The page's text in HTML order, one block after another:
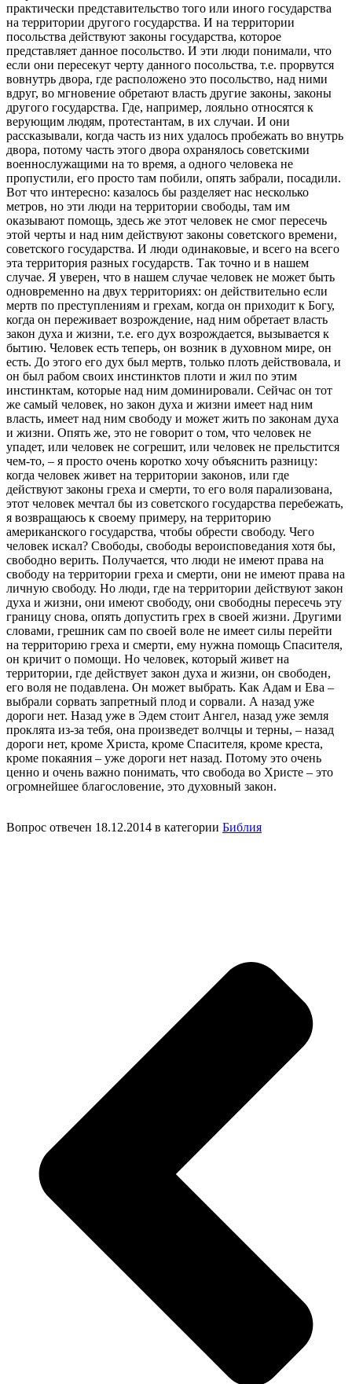
практически представительство того или иного государства
на территории другого государства. И на территории
посольства действуют законы государства, которое
представляет данное посольство. И эти люди понимали, что
если они пересекут черту данного посольства, т.е. прорвутся
вовнутрь двора, где расположено это посольство, над ними
вдруг, во мгновение обретают власть другие законы, законы
другого государства. Где, например, лояльно относятся к
верующим людям, протестантам, в их случаи. И они
рассказывали, когда часть из них удалось пробежать во внутрь
двора, потому часть этого двора охранялось советскими
военнослужащими на то время, а одного человека не
пропустили, его просто там побили, опять забрали, посадили.
Вот что интересно: казалось бы разделяет нас несколько
метров, но эти люди на территории свободы, там им
оказывают помощь, здесь же этот человек не смог пересечь
этой черты и над ним действуют законы советского времени,
советского государства. И люди одинаковые, и всего на всего
эта территория разных государств. Так точно и в нашем
случае. Я уверен, что в нашем случае человек не может быть
одновременно на двух территориях: он действительно если
мертв по преступлениям и грехам, когда он приходит к Богу,
когда он переживает возрождение, над ним обретает власть
закон духа и жизни, т.е. его дух возрождается, вызывается к
бытию. Человек есть теперь, он возник в духовном мире, он
есть. До этого его дух был мертв, только плоть действовала, и
он был рабом своих инстинктов плоти и жил по этим
инстинктам, которые над ним доминировали. Сейчас он тот
же самый человек, но закон духа и жизни имеет над ним
власть, имеет над ним свободу и может жить по законам духа
и жизни. Опять же, это не говорит о том, что человек не
упадет, или человек не согрешит, или человек не прельстится
чем-то, – я просто очень коротко хочу объяснить разницу:
когда человек живет на территории законов, или где
действуют законы греха и смерти, то его воля парализована,
этот человек мечтал бы из советского государства перебежать,
я возвращаюсь к своему примеру, на территорию
американского государства, чтобы обрести свободу. Чего
человек искал? Свободы, свободы вероисповедания хотя бы,
свободно верить. Получается, что люди не имеют права на
свободу на территории греха и смерти, они не имеют права на
личную свободу. Но люди, где на территории действуют закон
духа и жизни, они имеют свободу, они свободны пересечь эту
границу снова, опять допустить грех в своей жизни. Другими
словами, грешник сам по своей воле не имеет силы перейти
на территорию греха и смерти, ему нужна помощь Спасителя,
он кричит о помощи. Но человек, который живет на
территории, где действует закон духа и жизни, он свободен,
его воля не подавлена. Он может выбрать. Как Адам и Ева –
выбрали сорвать запретный плод и сорвали. А назад уже
дороги нет. Назад уже в Эдем стоит Ангел, назад уже земля
проклята из-за тебя, она произведет волчцы и терны, – назад
дороги нет, кроме Христа, кроме Спасителя, кроме креста,
кроме покаяния – уже дороги нет назад. Потому это очень
ценно и очень важно понимать, что свобода во Христе – это
огромнейшее благословение, это духовный закон.
Вопрос отвечен 18.12.2014 в категории Библия